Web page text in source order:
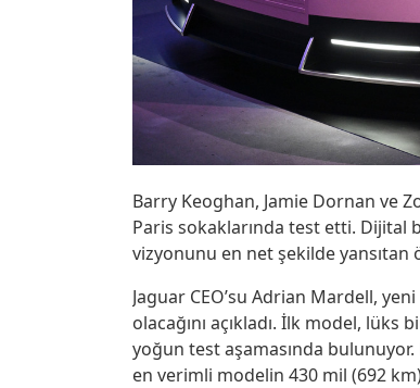
Barry Keoghan, Jamie Dornan ve
Paris sokaklarında test etti. Dijital
vizyonunu en net şekilde yansıtan
Jaguar CEO’su Adrian Mardell,
olacağını açıkladı. İlk model,
yoğun test aşamasında
en verimli modelin 430 mil (692